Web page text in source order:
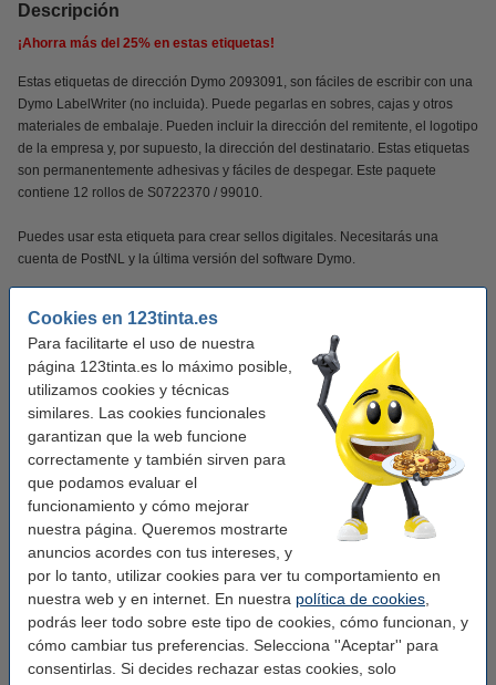
Cookies en 123tinta.es
Para facilitarte el uso de nuestra
página 123tinta.es lo máximo posible,
utilizamos cookies y técnicas
similares. Las cookies funcionales
garantizan que la web funcione
correctamente y también sirven para
que podamos evaluar el
funcionamiento y cómo mejorar
nuestra página. Queremos mostrarte
anuncios acordes con tus intereses, y
por lo tanto, utilizar cookies para ver tu comportamiento en
nuestra web y en internet. En nuestra política de cookies
podrás leer todo sobre este tipo de cookies, cómo funcionan, y
cómo cambiar tus preferencias. Selecciona ''Aceptar'' para
consentirlas. Si decides rechazar estas cookies, solo
Descripción
¡Ahorra más del 25% en estas etiquetas!
Estas etiquetas de dirección Dymo 2093091, son fáciles de escribir con una
Dymo LabelWriter (no incluida). Puede pegarlas en sobres, cajas y otros
materiales de embalaje. Pueden incluir la dirección del remitente, el logotipo
de la empresa y, por supuesto, la dirección del destinatario. Estas etiquetas
son permanentemente adhesivas y fáciles de despegar. Este paquete
contiene 12 rollos de S0722370 / 99010.
Puedes usar esta etiqueta para crear sellos digitales. Necesitarás una
cuenta de PostNL y la última versión del software Dymo.
5XL.
¡Verás la diferencia en tu cartera!
Este producto marca 123tinta incluye garantía del 100%. 1-2-3 ¡sin preocupaciones!
Características
Marca: 123tinta
etiquetas de dirección
Adherencia: Adhesivo
Medidas: 28 x 89 mm (AnxL)
Acabado: mate